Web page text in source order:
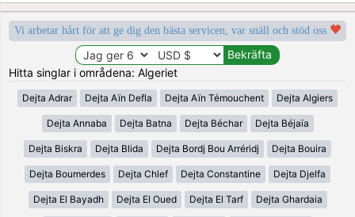
Vi arbetar hårt för att ge dig den bästa servicen, var snäll och stöd oss
Hitta singlar i områdena: Algeriet
Dejta Adrar Dejta Aïn Defla Dejta Aïn Témouchent Dejta Algiers
Dejta Annaba Dejta Batna Dejta Béchar Dejta Béjaïa
Dejta Biskra Dejta Blida Dejta Bordj Bou Arréridj Dejta Bouira
Dejta Boumerdes Dejta Chlef Dejta Constantine Dejta Djelfa
Dejta El Bayadh Dejta El Oued Dejta El Tarf Dejta Ghardaia